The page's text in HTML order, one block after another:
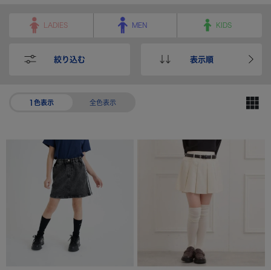
LADIES MEN KIDS
絞り込む 表示順
1色表示 全色表示